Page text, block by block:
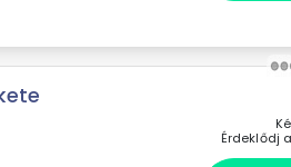
Érdeklődj